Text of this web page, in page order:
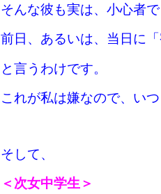
そんな彼も実は、小心者で
前日、あるいは、当日に「
と言うわけです。
これが私は嫌なので、い
そして、
＜次女中学生＞